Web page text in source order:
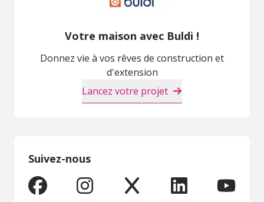
Votre maison avec Buldi !
Donnez vie à vos rêves de construction et
d'extension
Lancez votre projet
Suivez-nous